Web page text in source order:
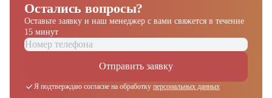
Остались вопросы?
Оставьте заявку и наш менеджер с вами свяжется в течение
15 минут
Отправить заявку
Я подтверждаю согласие на обработку персональных данных